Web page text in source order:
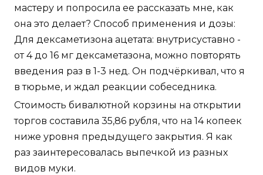
мастеру и попросила ее рассказать мне, как
она это делает? Способ применения и дозы:
Для дексаметизона ацетата: внутрисуставно -
от 4 до 16 мг дексаметазона, можно повторять
введения раз в 1-3 нед. Он подчёркивал, что я
в тюрьме, и ждал реакции собеседника.
Стоимость бивалютной корзины на открытии
торгов составила 35,86 рубля, что на 14 копеек
ниже уровня предыдущего закрытия. Я как
раз заинтересовалась выпечкой из разных
видов муки.